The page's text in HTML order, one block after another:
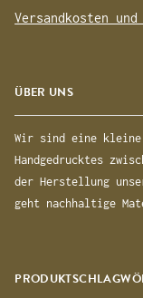
Versandkosten
ÜBER UNS
Wir sind eine kleine
Handgedrucktes
der Herstellung
geht nachhaltige